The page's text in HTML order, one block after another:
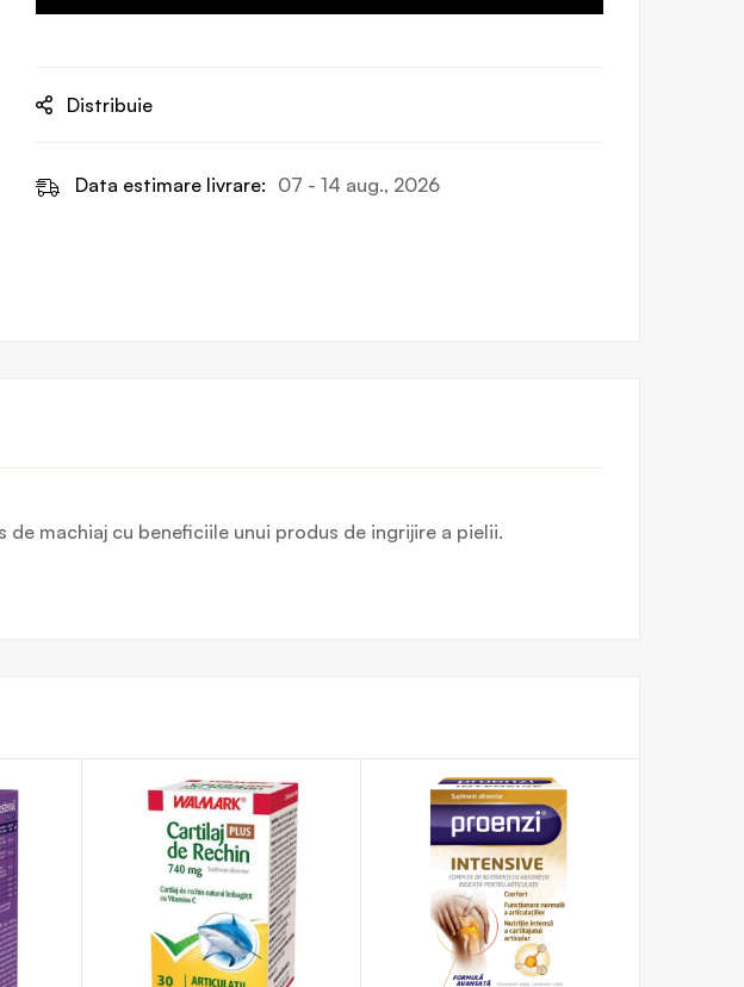
Distribuie
Data estimare livrare: 07 - 14 aug., 2026
machiaj cu beneficiile unui produs de ingrijire a pielii.